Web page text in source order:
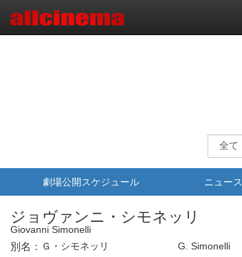
劇場公開スケジュール ニュース
ジョヴァンニ・シモネッリ
Giovanni Simonelli
別名： Ｇ・シモネッリ
G. Simonelli